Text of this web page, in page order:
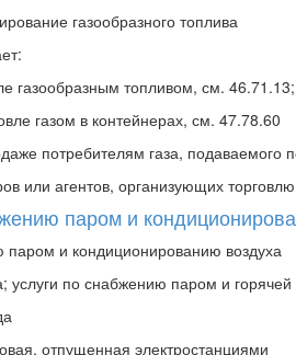
газообразного топлива
газообразным топливом, см. 46.71.13;
газом в контейнерах, см. 47.78.60
потребителям газа,
или агентов, организующих
паром и
паром и кондиционированию воздуха
услуги по снабжению паром и горячей
отпущенная электростанциями